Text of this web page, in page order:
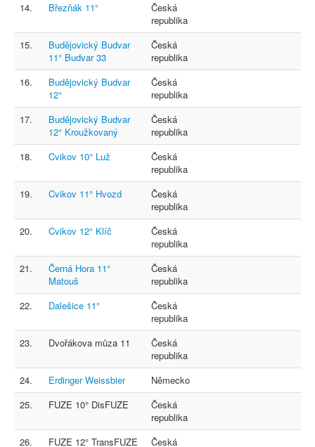
14.
Březňák 11°
Česká
republika
15.
Budějovický Budvar
11° Budvar 33
Česká
republika
16.
Budějovický Budvar
12°
Česká
republika
17.
Budějovický Budvar
12° Kroužkovaný
Česká
republika
18.
Cvikov 10° Luž
Česká
republika
19.
Cvikov 11° Hvozd
Česká
republika
20.
Cvikov 12° Klíč
Česká
republika
21.
Černá Hora 11°
Matouš
Česká
republika
22.
Dalešice 11°
Česká
republika
23.
Dvořákova můza 11
Česká
republika
24.
Erdinger Weissbier
Německo
25.
FUZE 10° DisFUZE
Česká
republika
26.
FUZE 12° TransFUZE Česká